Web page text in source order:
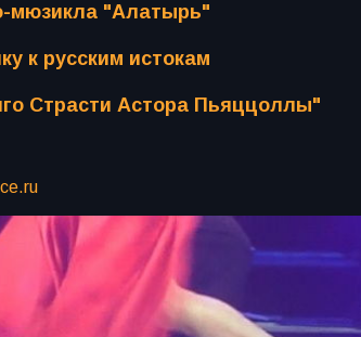
мюзикла "Алатырь"
к русским истокам
Страсти Астора Пьяццоллы"